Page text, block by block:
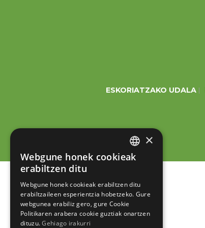
ESKORIATZAKO UDALA
BASQUE
SPANISH
×
Webgune honek cookieak
erabiltzen ditu
Webgune honek cookieak erabiltzen ditu
erabiltzaileen esperientzia hobetzeko. Gure
webgunea erabiliz gero, gure Cookie
Politikaren arabera cookie guztiak onartzen
dituzu. Gehiago irakurri